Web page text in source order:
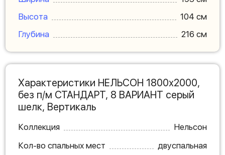
Высота
104 см
Глубина
216 см
Характеристики НЕЛЬСОН 1800х2000,
без п/м СТАНДАРТ, 8 ВАРИАНТ серый
шелк, Вертикаль
Коллекция
Нельсон
Кол-во спальных мест
двуспальная